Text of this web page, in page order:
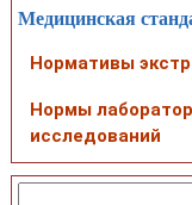
Медицинская
Нормативы
Нормы
исследований